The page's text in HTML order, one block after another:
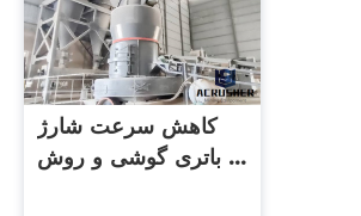
کاهش سرعت شارژ
باتری گوشی و روش ...